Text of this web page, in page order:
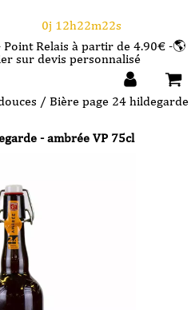
0j 12h22m22s
Relais à partir de 4.90€ -🌎
sur devis personnalisé
/ Bière page 24 hildegarde
- ambrée VP 75cl